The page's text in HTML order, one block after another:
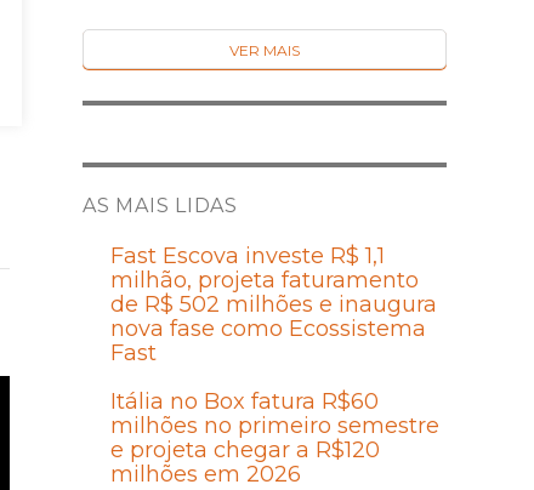
VER MAIS
AS MAIS LIDAS
Fast Escova investe R$ 1,1
milhão, projeta faturamento
de R$ 502 milhões e inaugura
nova fase como Ecossistema
Fast
Itália no Box fatura R$60
milhões no primeiro semestre
e projeta chegar a R$120
milhões em 2026